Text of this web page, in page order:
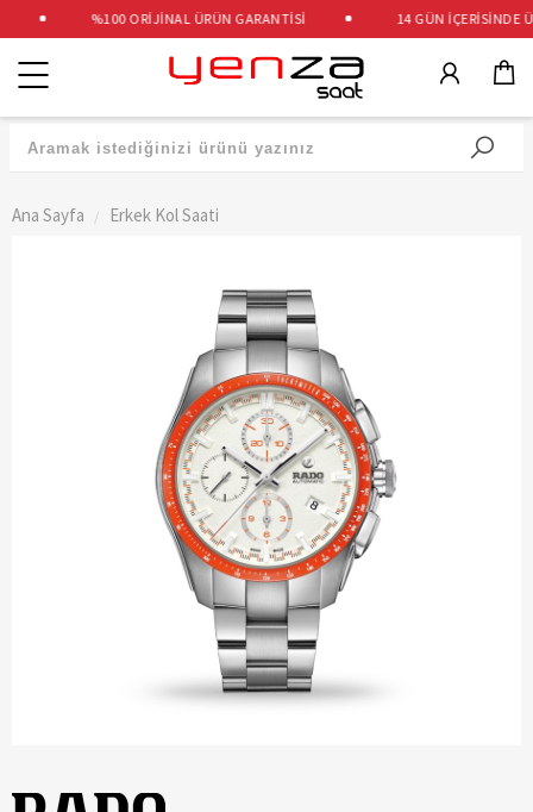
%100 ORİJİNAL ÜRÜN GARANTİSİ 14 GÜN İÇERİSİNDE
Kategoriler
Ana Sayfa Erkek Kol Saati